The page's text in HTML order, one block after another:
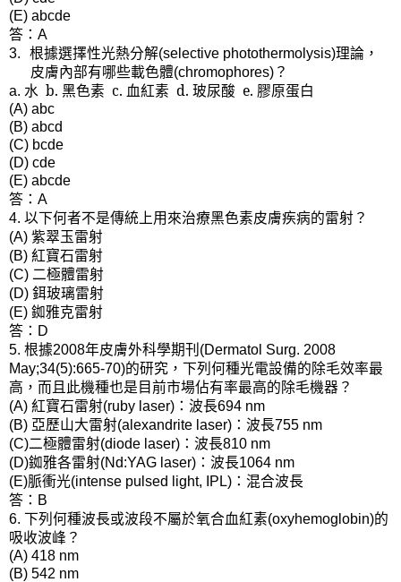
(E) abcde
答： A
3.
根據選擇性光熱分解(selective photothermolysis)理論，
皮膚內部有哪些載色體(chromophores) ？
a. 水 b. 黑色素 c. 血紅素 d. 玻尿酸 e. 膠原蛋白
(A) abc
(B) abcd
(C) bcde
(D) cde
(E) abcde
答： A
4. 以下何者不是傳統上用來治療黑色素皮膚疾病的雷射？
(A) 紫翠玉雷射
(B) 紅寶石雷射
(C) 二極體雷射
(D) 鉺玻璃雷射
(E) 銣雅克雷射
答： D
5. 根據2008年皮膚外科學期刊(Dermatol Surg. 2008
May;34(5):665-70)的研究，下列何種光電設備的除毛效率最
高，而且此機種也是目前市場佔有率最高的除毛機器？
(A) 紅寶石雷射(ruby laser) ：波長694 nm
(B) 亞歷山大雷射(alexandrite laser) ：波長755 nm
(C)二極體雷射(diode laser) ：波長810 nm
(D)銣雅各雷射(Nd:YAG laser) ：波長1064 nm
(E)脈衝光(intense pulsed light, IPL) ：混合波長
答： B
6. 下列何種波長或波段不屬於氧合血紅素(oxyhemoglobin)的
吸收波峰？
(A) 418 nm
(B) 542 nm